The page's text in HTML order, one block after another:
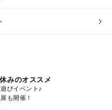
みのオススメ
びイベント♪
も開催！